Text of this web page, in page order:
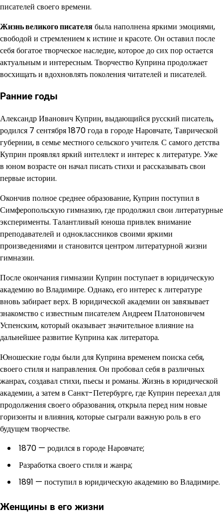
писателей своего времени.
Жизнь великого писателябыла наполнена яркими эмоциями,
свободой и стремлением к истине и красоте. Он оставил после
себя богатое творческое наследие, которое до сих пор остается
актуальным и интересным. Творчество Куприна продолжает
восхищать и вдохновлять поколения читателей и писателей.
Ранние годы
Александр Иванович Куприн, выдающийся русский писатель,
родился 7 сентября 1870 года в городе Наровчате, Таврической
губернии, в семье местного сельского учителя. С самого детства
Куприн проявлял яркий интеллект и интерес к литературе. Уже
в юном возрасте он начал писать стихи и рассказывать свои
первые истории.
Окончив полное среднее образование, Куприн поступил в
Симферопольскую гимназию, где продолжил свои литературные
эксперименты. Талантливый юноша привлек внимание
преподавателей и одноклассников своими яркими
произведениями и становится центром литературной жизни
гимназии.
После окончания гимназии Куприн поступает в юридическую
академию во Владимире. Однако, его интерес к литературе
вновь забирает верх. В юридической академии он завязывает
знакомство с известным писателем Андреем Платоновичем
Успенским, который оказывает значительное влияние на
дальнейшее развитие Куприна как литератора.
Юношеские годы были для Куприна временем поиска себя,
своего стиля и направления. Он пробовал себя в различных
жанрах, создавал стихи, пьесы и романы. Жизнь в юридической
академии, а затем в Санкт-Петербурге, где Куприн переехал для
продолжения своего образования, открыла перед ним новые
горизонты и влияния, которые сыграли важную роль в его
будущем творчестве.
1870 — родился в городе Наровчате;
Разработка своего стиля и жанра;
1891 — поступил в юридическую академию во Владимире.
Женщины в его жизни